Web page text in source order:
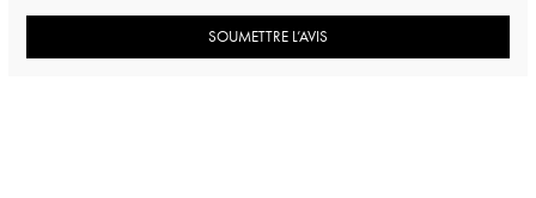
SOUMETTRE L’AVIS